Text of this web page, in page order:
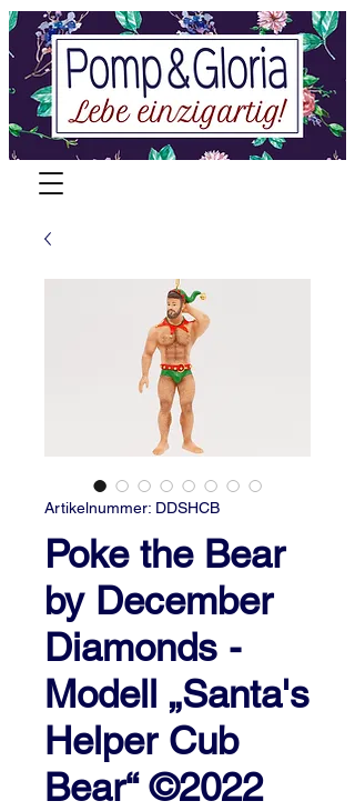
Artikelnummer: DDSHCB
Poke the Bear
by December
Diamonds -
Modell „Santa's
Helper Cub
Bear“ ©2022